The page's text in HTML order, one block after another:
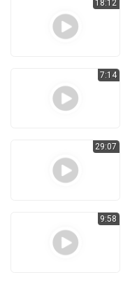
18:12
7:14
29:07
9:58